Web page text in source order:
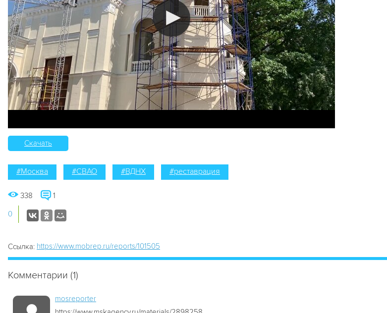
Скачать
#Москва #СВАО #ВДНХ #реставрация
338 1
0
Ссылка: https://www.mobrep.ru/reports/101505
Комментарии (1)
mosreporter